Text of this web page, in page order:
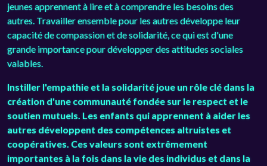
jeunes apprennent à lire et à comprendre les besoins des
autres. Travailler ensemble pour les autres développe leur
capacité de compassion et de solidarité, ce qui est d'une
grande importance pour développer des attitudes sociales
valables.
Instiller l'empathie et la solidarité joue un rôle clé dans la
création d'une communauté fondée sur le respect et le
soutien mutuels. Les enfants qui apprennent à aider les
autres développent des compétences altruistes et
coopératives. Ces valeurs sont extrêmement
importantes à la fois dans la vie des individus et dans la